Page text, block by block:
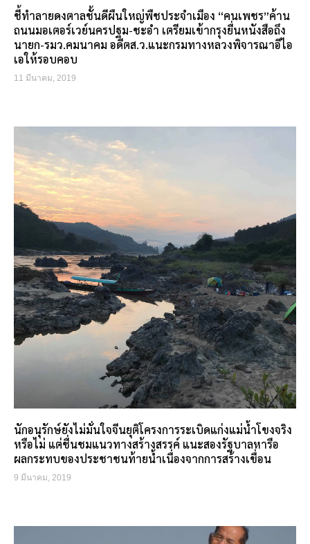
ชี้ทำลายดงตาลชั้นดีผืนใหญ่พืชประจำเมือง “คนเพชร”ค้าน
ถนนมอเตอร์เวย์นครปฐม-ชะอำ เตรียมเข้ากรุงยื่นหนังสือถึง
นายก-รมว.คมนาคม อดีตส.ว.แนะกรมทางหลวงพิจารณาอีไอ
เอให้รอบคอบ
11 มีนาคม, 2019
นักอนุรักษ์ยังไม่มั่นใจจีนยุติโครงการระเบิดแก่งแม่น้ำโขงจริง
หรือไม่ แต่ชื่นชมแนวทางสร้างสรรค์ แนะสองรัฐบาลหารือ
ผลกระทบของประชาชนท้ายน้ำเนื่องจากการสร้างเขื่อน
9 มีนาคม, 2019